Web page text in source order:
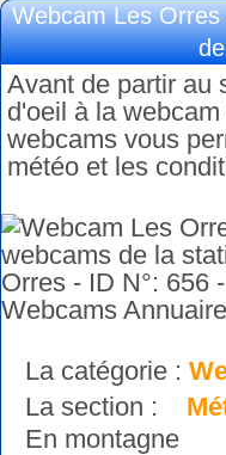
Webcam Les
Avant de partir au
d'oeil à la
webcams vous
météo et les
La catégorie :
La section :
En montagne